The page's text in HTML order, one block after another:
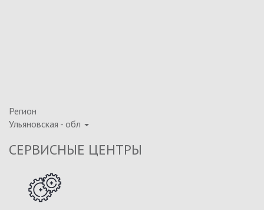
Регион
Ульяновская - обл
СЕРВИСНЫЕ ЦЕНТРЫ